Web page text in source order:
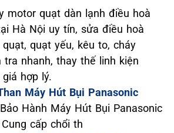
motor quạt dàn lạnh điều hoà
Hà Nội uy tín, sửa điều hoà
quạt, quạt yếu, kêu to, cháy
tra nhanh, thay thế linh kiện
hợp lý.
Máy Hút Bụi Panasonic
Hành Máy Hút Bụi Panasonic
cấp chổi th